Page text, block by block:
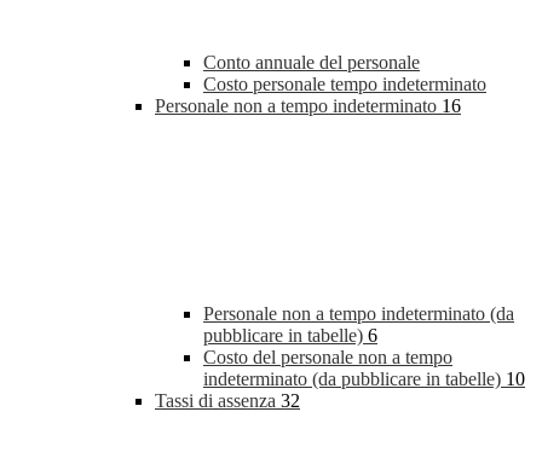
Conto annuale del personale
Costo personale tempo indeterminato
Personale non a tempo indeterminato 16
Personale non a tempo indeterminato (da
pubblicare in tabelle) 6
Costo del personale non a tempo
indeterminato (da pubblicare in tabelle) 10
Tassi di assenza 32